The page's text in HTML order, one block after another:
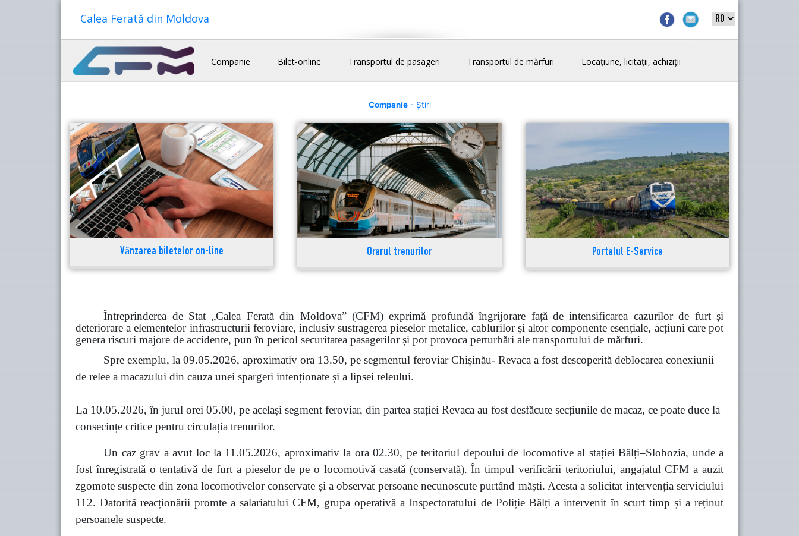
Calea Ferată din Moldova
Companie Bilet-online Transportul de pasageri Transportul de mărfuri Locațiune, licitații, achiziții
Companie- Știri
Vânzarea biletelor on-line Orarul trenurilor Portalul E-Service
Întreprinderea de Stat „Calea Ferată din Moldova” (CFM) exprimă profundă îngrijorare față de intensificarea cazurilor de furt și
deteriorare a elementelor infrastructurii feroviare, inclusiv sustragerea pieselor metalice, cablurilor și altor componente esențiale, acțiuni care pot
genera riscuri majore de accidente, pun în pericol securitatea pasagerilor și pot provoca perturbări ale transportului de mărfuri.
Spre exemplu, la 09.05.2026, aproximativ ora 13.50, pe segmentul feroviar Chișinău- Revaca a fost descoperită deblocarea conexiunii
de relee a macazului din cauza unei spargeri intenționate și a lipsei releului.
La 10.05.2026, în jurul orei 05.00, pe același segment feroviar, din partea stației Revaca au fost desfăcute secțiunile de macaz, ce poate duce la
consecințe critice pentru circulația trenurilor.
Un caz grav a avut loc la 11.05.2026, aproximativ la ora 02.30, pe teritoriul depoului de locomotive al stației Bălți–Slobozia, unde a
fost înregistrată o tentativă de furt a pieselor de pe o locomotivă casată (conservată). În timpul verificării teritoriului, angajatul CFM a auzit
zgomote suspecte din zona locomotivelor conservate și a observat persoane necunoscute purtând măști. Acesta a solicitat intervenția serviciului
112. Datorită reacționării promte a salariatului CFM, grupa operativă a Inspectoratului de Poliție Bălți a intervenit în scurt timp și a reținut
persoanele suspecte.